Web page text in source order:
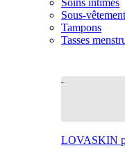
Soins intimes
Sous-
Tampons
Tasses
LOVASKIN